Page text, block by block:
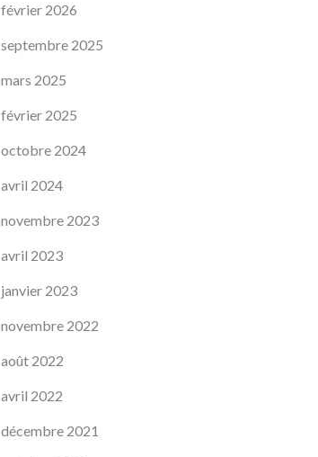
février 2026
septembre 2025
mars 2025
février 2025
octobre 2024
avril 2024
novembre 2023
avril 2023
janvier 2023
novembre 2022
août 2022
avril 2022
décembre 2021